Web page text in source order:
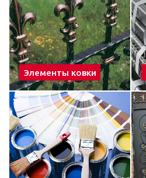
Элементы ковки